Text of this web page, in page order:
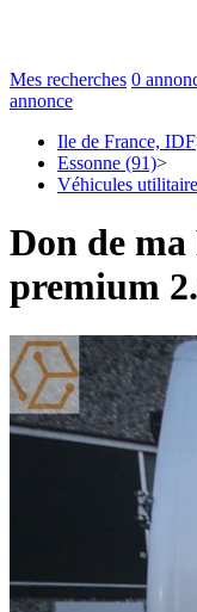
Mes recherches 0
annonce
Ile de France, IDF
Essonne (91)>
Véhicules
Don de ma
premium